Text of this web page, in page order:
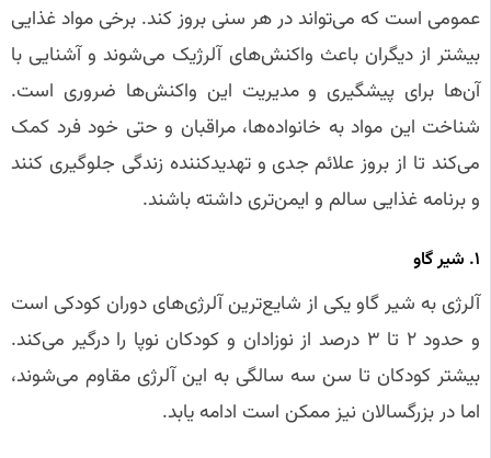
عمومی است که می‌تواند در هر سنی بروز کند. برخی مواد غذایی
بیشتر از دیگران باعث واکنش‌های آلرژیک می‌شوند و آشنایی با
آن‌ها برای پیشگیری و مدیریت این واکنش‌ها ضروری است.
شناخت این مواد به خانواده‌ها، مراقبان و حتی خود فرد کمک
می‌کند تا از بروز علائم جدی و تهدیدکننده زندگی جلوگیری کنند
و برنامه غذایی سالم و ایمن‌تری داشته باشند.
۱. شیر گاو
آلرژی به شیر گاو یکی از شایع‌ترین آلرژی‌های دوران کودکی است
و حدود ۲ تا ۳ درصد از نوزادان و کودکان نوپا را درگیر می‌کند.
بیشتر کودکان تا سن سه سالگی به این آلرژی مقاوم می‌شوند،
اما در بزرگسالان نیز ممکن است ادامه یابد.